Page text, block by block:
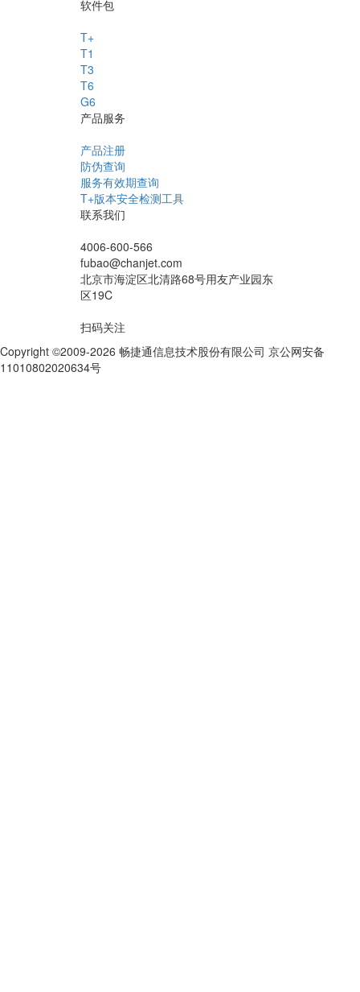
软件包
T+
T1
T3
T6
G6
产品服务
产品注册
防伪查询
服务有效期查询
T+版本安全检测工具
联系我们
4006-600-566
fubao@chanjet.com
北京市海淀区北清路68号用友产业园东
区19C
扫码关注
Copyright ©2009-2026 畅捷通信息技术股份有限公司 京公网安备
11010802020634号